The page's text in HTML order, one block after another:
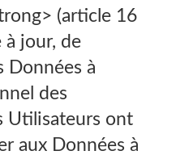
(article 16
à jour, de
Données à
des
Utilisateurs ont
aux Données à